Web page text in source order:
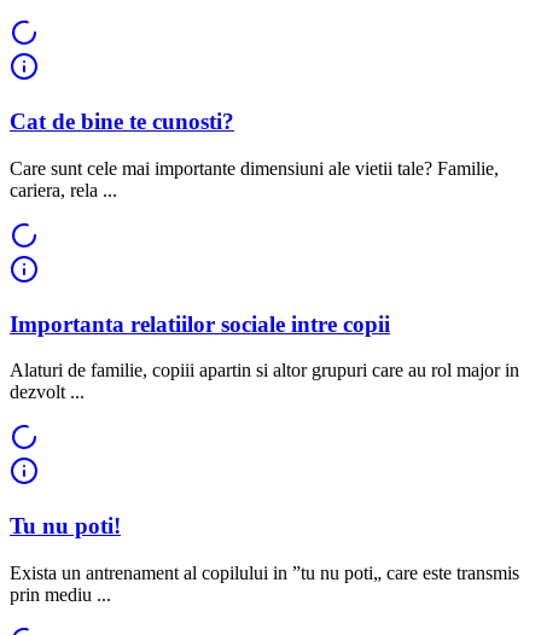
Cat de bine te cunosti?
Care sunt cele mai importante dimensiuni ale vietii tale? Familie,
cariera, rela ...
Importanta relatiilor sociale intre copii
Alaturi de familie, copiii apartin si altor grupuri care au rol major in
dezvolt ...
Tu nu poti!
Exista un antrenament al copilului in ”tu nu poti„ care este transmis
prin mediu ...